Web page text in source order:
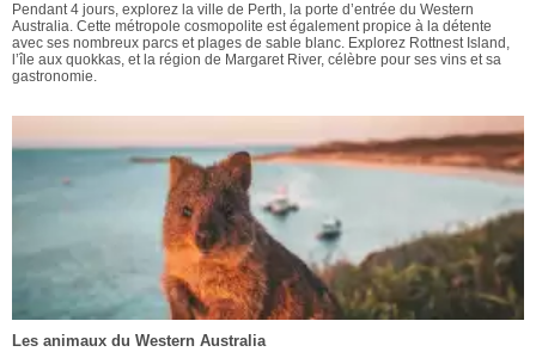
Pendant 4 jours, explorez la ville de Perth, la porte d’entrée du Western
Australia. Cette métropole cosmopolite est également propice à la détente
avec ses nombreux parcs et plages de sable blanc. Explorez Rottnest Island,
l’île aux quokkas, et la région de Margaret River, célèbre pour ses vins et sa
gastronomie.
Les animaux du Western Australia